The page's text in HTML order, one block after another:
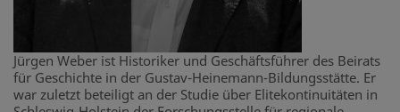
Jürgen Weber ist Historiker und Geschäftsführer des Beirats
für Geschichte in der Gustav-Heinemann-Bildungsstätte. Er
war zuletzt beteiligt an der Studie über Elitekontinuitäten in